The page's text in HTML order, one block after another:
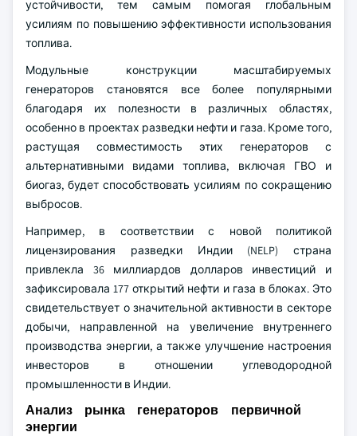
устойчивости, тем самым помогая глобальным
усилиям по повышению эффективности использования
топлива.
Модульные конструкции масштабируемых
генераторов становятся все более популярными
благодаря их полезности в различных областях,
особенно в проектах разведки нефти и газа. Кроме того,
растущая совместимость этих генераторов с
альтернативными видами топлива, включая ГВО и
биогаз, будет способствовать усилиям по сокращению
выбросов.
Например, в соответствии с новой политикой
лицензирования разведки Индии (NELP) страна
привлекла 36 миллиардов долларов инвестиций и
зафиксировала 177 открытий нефти и газа в блоках. Это
свидетельствует о значительной активности в секторе
добычи, направленной на увеличение внутреннего
производства энергии, а также улучшение настроения
инвесторов в отношении углеводородной
промышленности в Индии.
Анализ рынка генераторов первичной
энергии